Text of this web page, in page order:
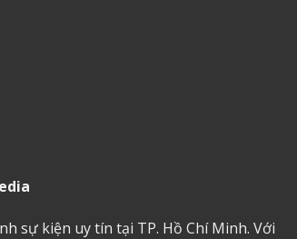
sự kiện uy tín tại TP. Hồ Chí Minh. Với